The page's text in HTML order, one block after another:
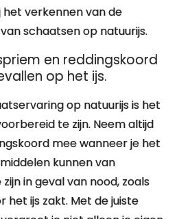
het verkennen van de
schaatsen op natuurijs.
en reddingskoord
op het ijs.
op natuurijs is het
te zijn. Neem altijd
mee wanneer je het
kunnen van
in geval van nood, zoals
het ijs zakt. Met de juiste